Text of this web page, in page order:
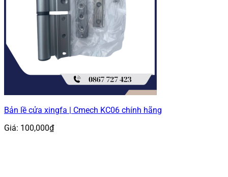
Bản lề cửa xingfa | Cmech KC06 chính hãng
Giá: 100,000₫